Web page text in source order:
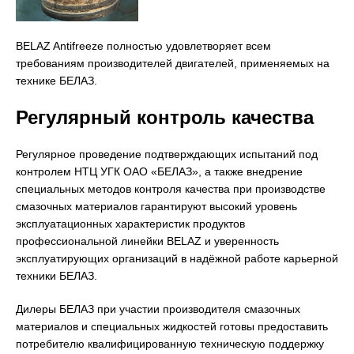
BELAZ Antifreeze полностью удовлетворяет всем
требованиям производителей двигателей, применяемых на
технике БЕЛАЗ.
Регулярный контроль качества
Регулярное проведение подтверждающих испытаний под
контролем НТЦ УГК ОАО «БЕЛАЗ», а также внедрение
специальных методов контроля качества при производстве
смазочных материалов гарантируют высокий уровень
эксплуатационных характеристик продуктов
профессиональной линейки BELAZ и уверенность
эксплуатирующих организаций в надёжной работе карьерной
техники БЕЛАЗ.
Дилеры БЕЛАЗ при участии производителя смазочных
материалов и специальных жидкостей готовы предоставить
потребителю квалифицированную техническую поддержку